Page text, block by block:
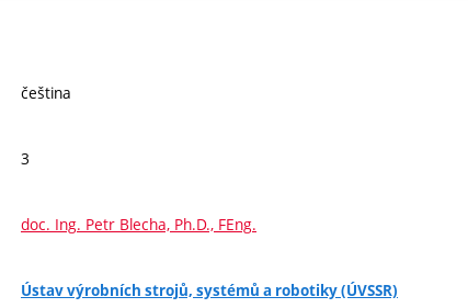
čeština
3
doc. Ing. Petr Blecha, Ph.D., FEng.
Ústav výrobních strojů, systémů a robotiky (ÚVSSR)